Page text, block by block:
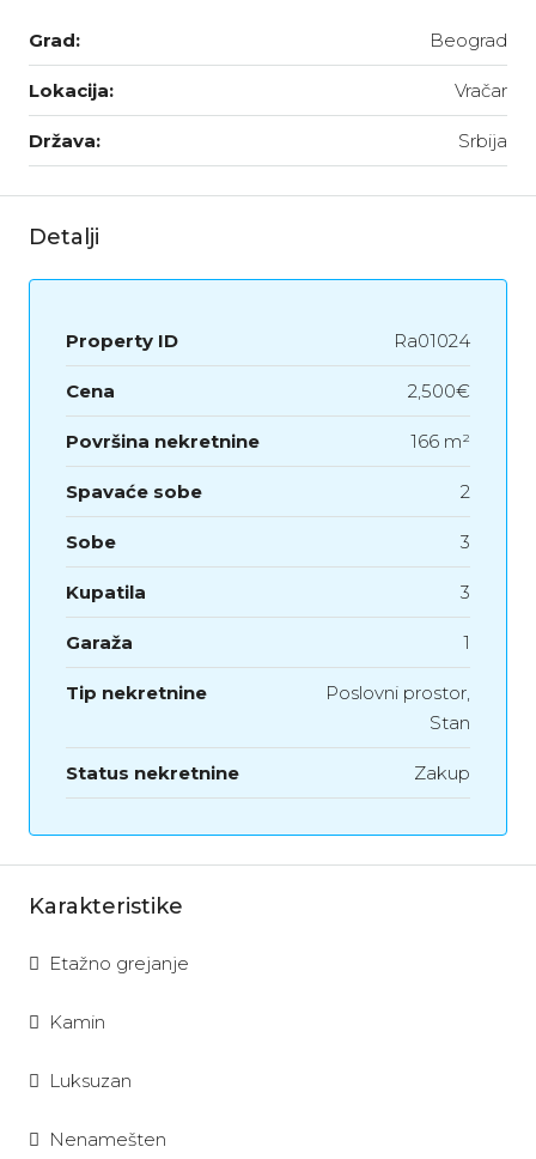
Grad: Beograd
Lokacija: Vračar
Država: Srbija
Detalji
Property ID Ra01024
Cena 2,500€
Površina nekretnine 166 m²
Spavaće sobe 2
Sobe 3
Kupatila 3
Garaža 1
Tip nekretnine
Poslovni prostor,
Stan
Status nekretnine Zakup
Karakteristike
Etažno grejanje
Kamin
Luksuzan
Nenamešten